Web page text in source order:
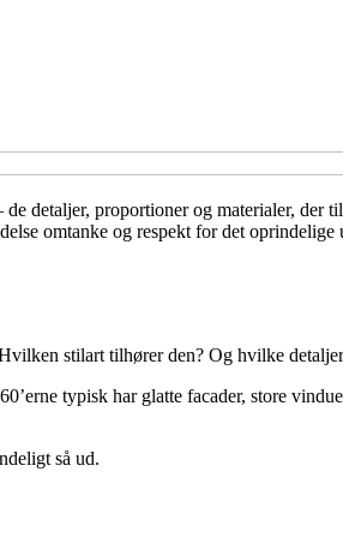
detaljer, proportioner og materialer, der
omtanke og respekt for det
stilart tilhører den? Og hvilke
typisk har glatte facader, store
så ud.